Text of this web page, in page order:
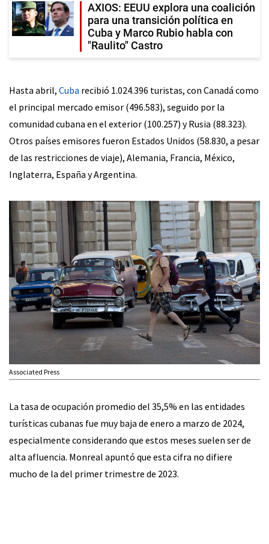
AXIOS: EEUU explora una coalición
para una transición política en
Cuba y Marco Rubio habla con
"Raulito" Castro
Hasta abril, Cuba recibió 1.024.396 turistas, con Canadá como
el principal mercado emisor (496.583), seguido por la
comunidad cubana en el exterior (100.257) y Rusia (88.323).
Otros países emisores fueron Estados Unidos (58.830, a pesar
de las restricciones de viaje), Alemania, Francia, México,
Inglaterra, España y Argentina.
Associated Press
La tasa de ocupación promedio del 35,5% en las entidades
turísticas cubanas fue muy baja de enero a marzo de 2024,
especialmente considerando que estos meses suelen ser de
alta afluencia. Monreal apuntó que esta cifra no difiere
mucho de la del primer trimestre de 2023.